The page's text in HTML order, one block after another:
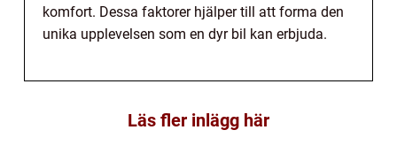
komfort. Dessa faktorer hjälper till att forma den
unika upplevelsen som en dyr bil kan erbjuda.
Läs fler inlägg här